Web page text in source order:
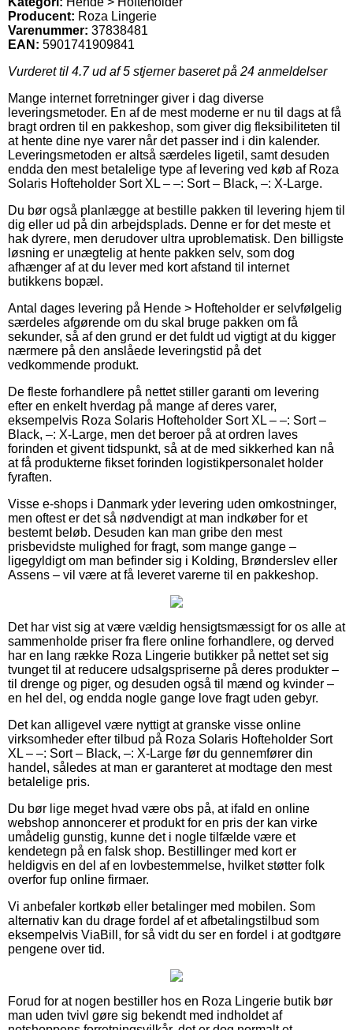
Producent: Roza Lingerie
Varenummer: 37838481
EAN: 5901741909841
Vurderet til 4.7ud af 5 stjerner baseret på 24 anmeldelser
Mange internet forretninger giver i dag diverse
leveringsmetoder. En af de mest moderne er nu til dags at få
bragt ordren til en pakkeshop, som giver dig fleksibiliteten til
at hente dine nye varer når det passer ind i din kalender.
Leveringsmetoden er altså særdeles ligetil, samt desuden
endda den mest betalelige type af levering ved køb af Roza
Solaris Hofteholder Sort XL – –: Sort – Black, –: X-Large.
Du bør også planlægge at bestille pakken til levering hjem til
dig eller ud på din arbejdsplads. Denne er for det meste et
hak dyrere, men derudover ultra uproblematisk. Den billigste
løsning er unægtelig at hente pakken selv, som dog
afhænger af at du lever med kort afstand til internet
butikkens bopæl.
Antal dages levering på Hende > Hofteholder er selvfølgelig
særdeles afgørende om du skal bruge pakken om få
sekunder, så af den grund er det fuldt ud vigtigt at du kigger
nærmere på den anslåede leveringstid på det
vedkommende produkt.
De fleste forhandlere på nettet stiller garanti om levering
efter en enkelt hverdag på mange af deres varer,
eksempelvis Roza Solaris Hofteholder Sort XL – –: Sort –
Black, –: X-Large, men det beroer på at ordren laves
forinden et givent tidspunkt, så at de med sikkerhed kan nå
at få produkterne fikset forinden logistikpersonalet holder
fyraften.
Visse e-shops i Danmark yder levering uden omkostninger,
men oftest er det så nødvendigt at man indkøber for et
bestemt beløb. Desuden kan man gribe den mest
prisbevidste mulighed for fragt, som mange gange –
ligegyldigt om man befinder sig i Kolding, Brønderslev eller
Assens – vil være at få leveret varerne til en pakkeshop.
Det har vist sig at være vældig hensigtsmæssigt for os alle at
sammenholde priser fra flere online forhandlere, og derved
har en lang række Roza Lingerie butikker på nettet set sig
tvunget til at reducere udsalgspriserne på deres produkter –
til drenge og piger, og desuden også til mænd og kvinder –
en hel del, og endda nogle gange love fragt uden gebyr.
Det kan alligevel være nyttigt at granske visse online
virksomheder efter tilbud på Roza Solaris Hofteholder Sort
XL – –: Sort – Black, –: X-Large før du gennemfører din
handel, således at man er garanteret at modtage den mest
betalelige pris.
Du bør lige meget hvad være obs på, at ifald en online
webshop annoncerer et produkt for en pris der kan virke
umådelig gunstig, kunne det i nogle tilfælde være et
kendetegn på en falsk shop. Bestillinger med kort er
heldigvis en del af en lovbestemmelse, hvilket støtter folk
overfor fup online firmaer.
Vi anbefaler kortkøb eller betalinger med mobilen. Som
alternativ kan du drage fordel af et afbetalingstilbud som
eksempelvis ViaBill, for så vidt du ser en fordel i at godtgøre
pengene over tid.
Forud for at nogen bestiller hos en Roza Lingerie butik bør
man uden tvivl gøre sig bekendt med indholdet af